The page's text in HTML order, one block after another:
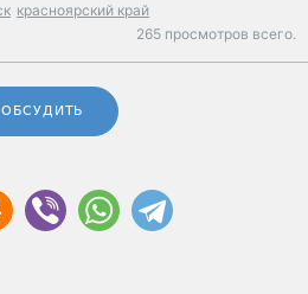
красноярский край
265 просмотров всего.
ОБСУДИТЬ